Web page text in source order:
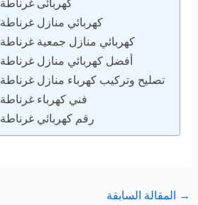
كهربائى غرناطة
كهربائي منازل غرناطة
كهربائي منازل جمعية غرناطة
أفضل كهربائي منازل غرناطة
تصليح وتركيب كهرباء منازل غرناطة
فني كهرباء غرناطة
رقم كهربائي غرناطة
→ المقالة السابقة